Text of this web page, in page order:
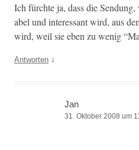
Ich fürchte ja, dass die
abel und inter­es­sant wird, aus
wird, weil sie eben zu wenig
Antworten ↓
Jan
31. Oktober 2008 um